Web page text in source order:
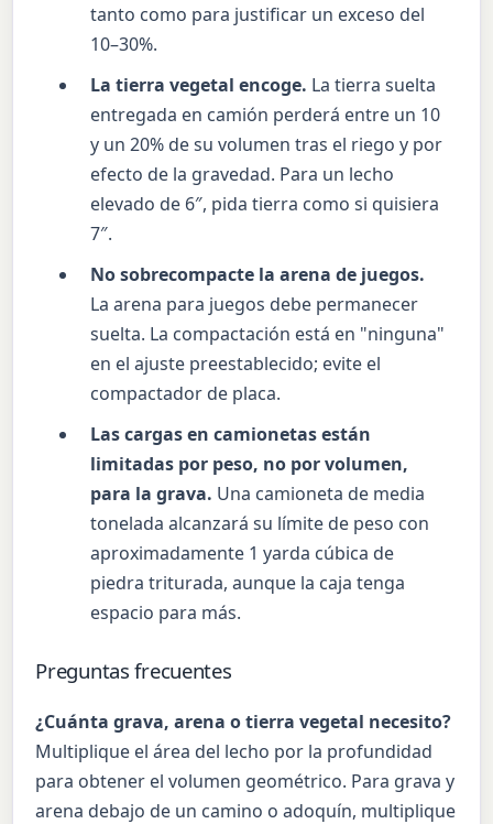
tanto como para justificar un exceso del
10–30%.
La tierra vegetal encoge. La tierra suelta
entregada en camión perderá entre un 10
y un 20% de su volumen tras el riego y por
efecto de la gravedad. Para un lecho
elevado de 6″, pida tierra como si quisiera
7″.
No sobrecompacte la arena de juegos.
La arena para juegos debe permanecer
suelta. La compactación está en "ninguna"
en el ajuste preestablecido; evite el
compactador de placa.
Las cargas en camionetas están
limitadas por peso, no por volumen,
para la grava. Una camioneta de media
tonelada alcanzará su límite de peso con
aproximadamente 1 yarda cúbica de
piedra triturada, aunque la caja tenga
espacio para más.
Preguntas frecuentes
¿Cuánta grava, arena o tierra vegetal necesito?
Multiplique el área del lecho por la profundidad
para obtener el volumen geométrico. Para grava y
arena debajo de un camino o adoquín, multiplique